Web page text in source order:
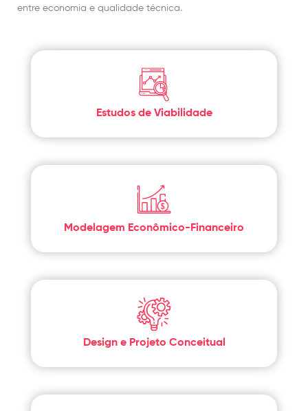
entre economia e qualidade técnica.
Estudos de Viabilidade
Modelagem Econômico-Financeiro
Design e Projeto Conceitual